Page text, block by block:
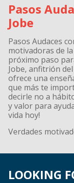
Pasos
Jobe
Pasos Audaces
motivadoras de
próximo paso
Jobe, anfitrión
ofrece una
que más te
decirle no a
y valor para
vida hoy!
Verdades
LOOKING